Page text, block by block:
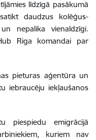
līdzīgā pasākumā
daudzus kolēģus-
nepalika vienaldzīgi.
Riga komandai par
pieturas aģentūra un
iebraucēju iekļaušanos
piespiedu emigrācijā
kuriem nav